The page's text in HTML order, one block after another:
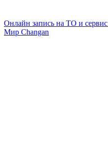
Онлайн запись на ТО и сервис
Мир Changan